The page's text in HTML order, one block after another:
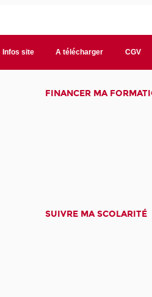
Infos site A télécharger CGV
FINANCER MA
SUIVRE MA SCOLARITÉ